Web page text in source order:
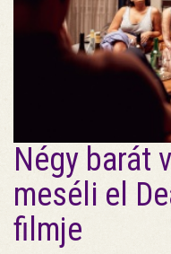
Négy barát
meséli el
filmje